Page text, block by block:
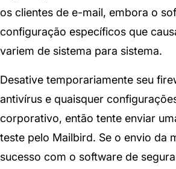
os clientes de e-mail, embora o
configuração específicos que
variem de sistema para sistema.
Desative temporariamente seu
antivírus e quaisquer
corporativo, então tente enviar
teste pelo Mailbird. Se o envio da
sucesso com o software de